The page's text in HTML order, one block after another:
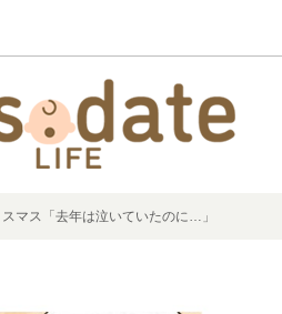
マス「去年は泣いていたのに…」